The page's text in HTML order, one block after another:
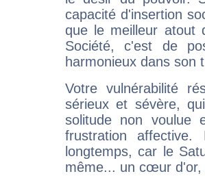
capacité d'insertion
que le meilleur atout
Société, c'est de
harmonieux dans son
Votre vulnérabilité
sérieux et sévère,
solitude non voulue
frustration
longtemps, car le
même... un cœur d'or,